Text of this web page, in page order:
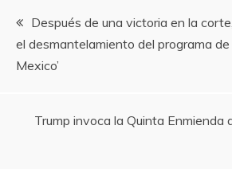
Navegación
de
Después de una victoria en la
el desmantelamiento del programa de
Mexico’
Trump invoca la Quinta Enmienda